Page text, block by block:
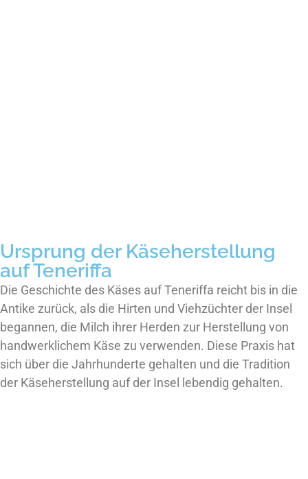
Ursprung der Käseherstellung
auf Teneriffa
Die Geschichte des Käses auf Teneriffa reicht bis in die
Antike zurück, als die Hirten und Viehzüchter der Insel
begannen, die Milch ihrer Herden zur Herstellung von
handwerklichem Käse zu verwenden. Diese Praxis hat
sich über die Jahrhunderte gehalten und die Tradition
der Käseherstellung auf der Insel lebendig gehalten.